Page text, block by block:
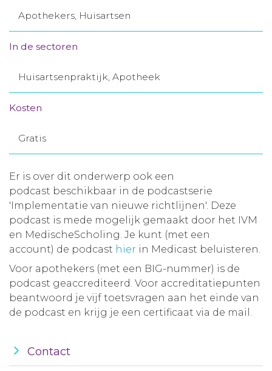
Toegang leeromgeving
Apothekers, Huisartsen
In de sectoren
Huisartsenpraktijk, Apotheek
Kosten
Gratis
Er is over dit onderwerp ook een
podcast beschikbaar in de podcastserie
'Implementatie van nieuwe richtlijnen'. Deze
podcast is mede mogelijk gemaakt door het IVM
en MedischeScholing. Je kunt (met een
account) de podcast hier in Medicast beluisteren.
Voor apothekers (met een BIG-nummer) is de
podcast geaccrediteerd. Voor accreditatiepunten
beantwoord je vijf toetsvragen aan het einde van
de podcast en krijg je een certificaat via de mail.
Contact